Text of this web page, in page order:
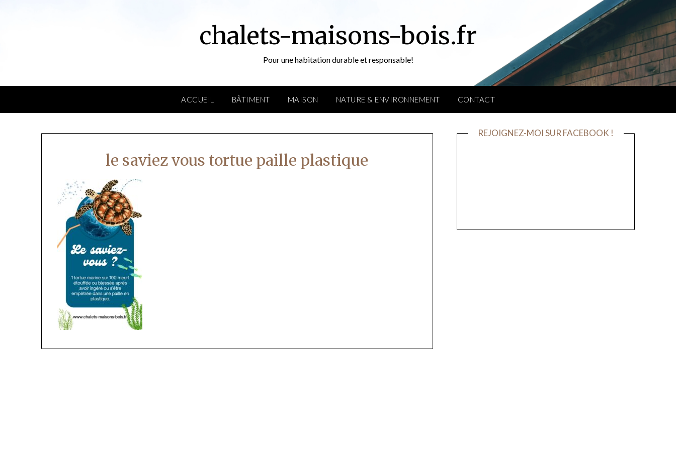
chalets-maisons-bois.fr
Pour une habitation durable et responsable!
ACCUEIL BÂTIMENT MAISON NATURE & ENVIRONNEMENT CONTACT
le saviez vous tortue paille plastique
REJOIGNEZ-MOI SUR FACEBOOK !